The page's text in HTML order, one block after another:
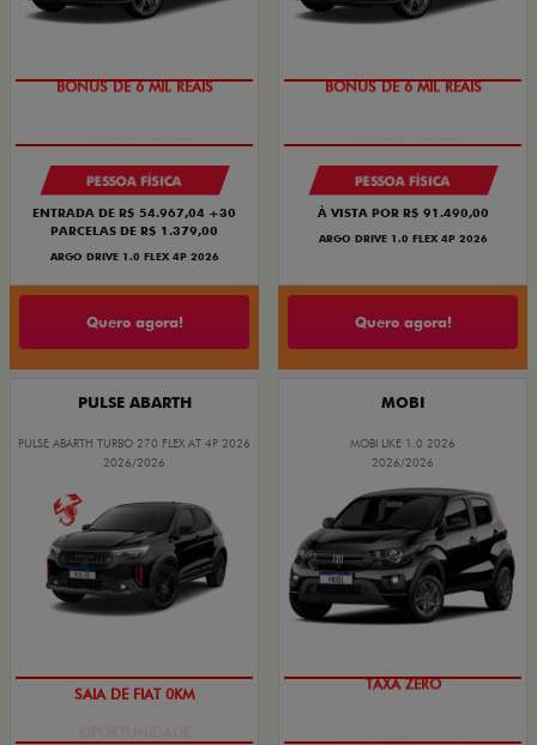
BÔNUS DE 6 MIL REAIS
PESSOA FÍSICA
ENTRADA DE R$ 54.967,04 +30
PARCELAS DE R$ 1.379,00
ARGO DRIVE 1.0 FLEX 4P 2026
Quero agora!
BÔNUS DE 6 MIL REAIS
PESSOA FÍSICA
À VISTA POR R$ 91.490,00
ARGO DRIVE 1.0 FLEX 4P 2026
Quero agora!
PULSE ABARTH
PULSE ABARTH TURBO 270 FLEX AT 4P 2026
2026/2026
SAIA DE FIAT 0KM
MOBI
MOBI LIKE 1.0 2026
2026/2026
TAXA ZERO